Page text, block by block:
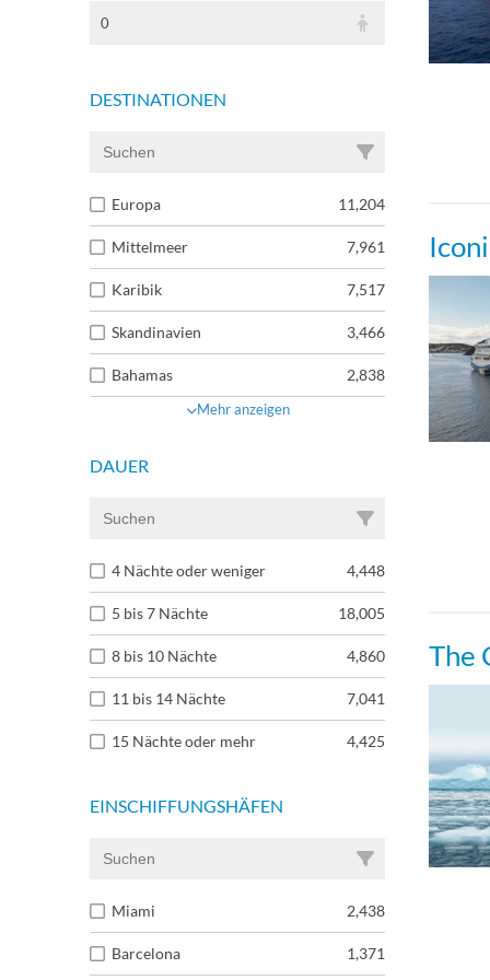
0
DESTINATIONEN
Europa 11,204
Mittelmeer 7,961
Karibik 7,517
Skandinavien 3,466
Bahamas 2,838
Mehr anzeigen
DAUER
4 Nächte oder weniger 4,448
5 bis 7 Nächte 18,005
8 bis 10 Nächte 4,860
11 bis 14 Nächte 7,041
15 Nächte oder mehr 4,425
EINSCHIFFUNGSHÄFEN
Miami 2,438
Barcelona 1,371
The